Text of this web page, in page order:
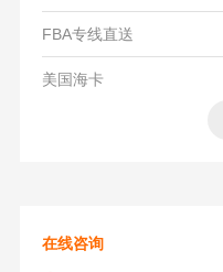
FBA专线直送
美国海卡
在线咨询